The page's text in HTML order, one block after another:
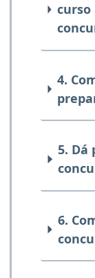
4.
5. Dá
6.